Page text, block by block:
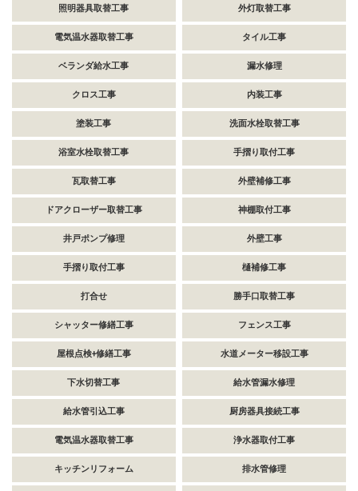
照明器具取替工事 外灯取替工事
電気温水器取替工事 タイル工事
ベランダ給水工事 漏水修理
クロス工事 内装工事
塗装工事 洗面水栓取替工事
浴室水栓取替工事 手摺り取付工事
瓦取替工事 外壁補修工事
ドアクローザー取替工事 神棚取付工事
井戸ポンプ修理 外壁工事
手摺り取付工事 樋補修工事
打合せ 勝手口取替工事
シャッター修繕工事 フェンス工事
屋根点検+修繕工事 水道メーター移設工事
下水切替工事 給水管漏水修理
給水管引込工事 厨房器具接続工事
電気温水器取替工事 浄水器取付工事
キッチンリフォーム 排水管修理